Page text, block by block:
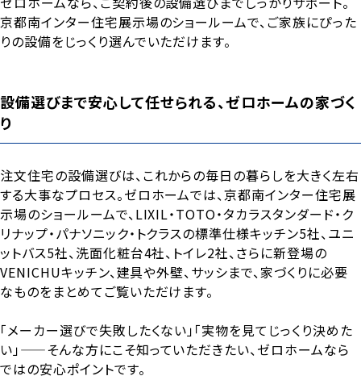
京都南インター住宅展示場のショールームで、ご家族にぴった
りの設備をじっくり選んでいただけます。
設備選びまで安心して任せられる、ゼロホームの家づく
り
注文住宅の設備選びは、これからの毎日の暮らしを大きく左右
する大事なプロセス。ゼロホームでは、京都南インター住宅展
示場のショールームで、LIXIL・TOTO・タカラスタンダード・ク
リナップ・パナソニック・トクラスの標準仕様キッチン5社、ユニ
ットバス5社、洗面化粧台4社、トイレ2社、さらに新登場の
VENICHUキッチン、建具や外壁、サッシまで、家づくりに必要
なものをまとめてご覧いただけます。
「メーカー選びで失敗したくない」「実物を見てじっくり決めた
い」——そんな方にこそ知っていただきたい、ゼロホームなら
ではの安心ポイントです。